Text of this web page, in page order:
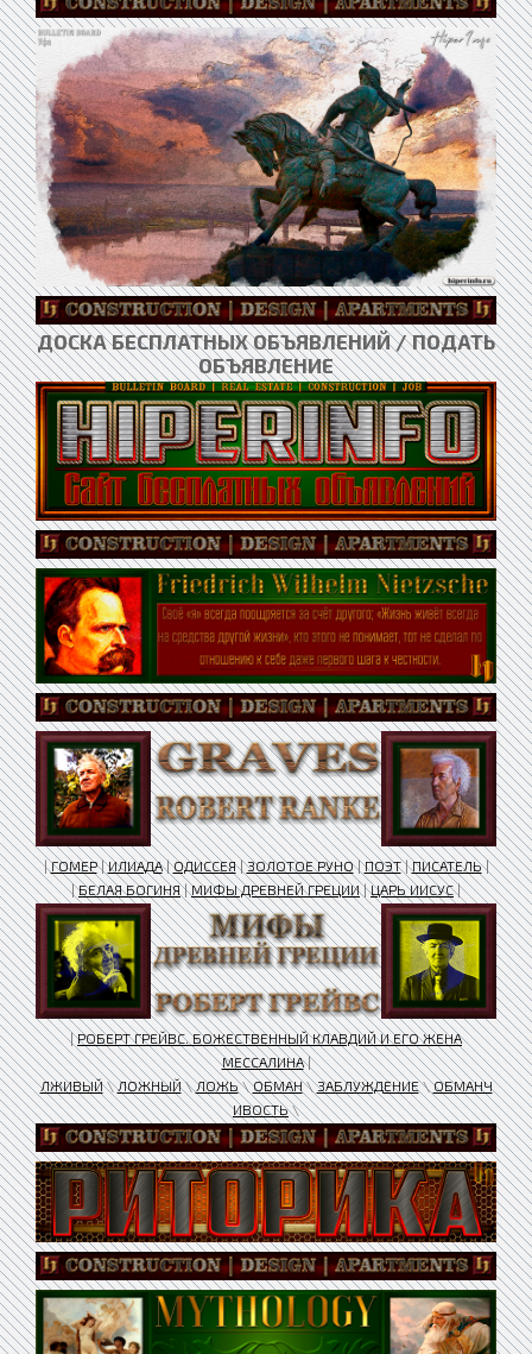
ДОСКА БЕСПЛАТНЫХ ОБЪЯВЛЕНИЙ / ПОДАТЬ
ОБЪЯВЛЕНИЕ
|ГОМЕР|ИЛИАДА|ОДИССЕЯ|ЗОЛОТОЕ РУНО|ПОЭТ|ПИСАТЕЛЬ|
|БЕЛАЯ БОГИНЯ|МИФЫ ДРЕВНЕЙ ГРЕЦИИ|ЦАРЬ ИИСУС|
|РОБЕРТ ГРЕЙВС. БОЖЕСТВЕННЫЙ КЛАВДИЙ И ЕГО ЖЕНА
МЕССАЛИНА|
ЛЖИВЫЙ\ЛОЖНЫЙ\ЛОЖЬ\ОБМАН\ЗАБЛУЖДЕНИЕ\ОБМАНЧ
ИВОСТЬ\